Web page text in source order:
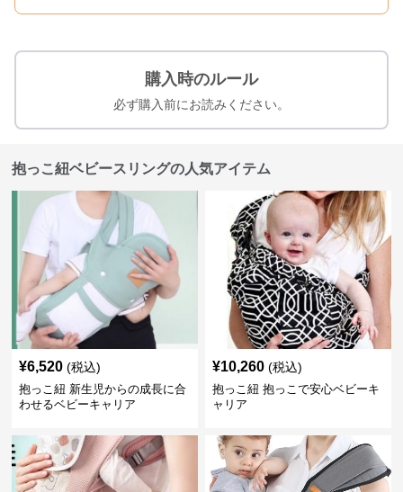
購入時のルール
必ず購入前にお読みください。
抱っこ紐ベビースリングの人気アイテム
¥6,520 (税込)
抱っこ紐 新生児からの成長に合
わせるベビーキャリア
¥10,260 (税込)
抱っこ紐 抱っこで安心ベビーキ
ャリア